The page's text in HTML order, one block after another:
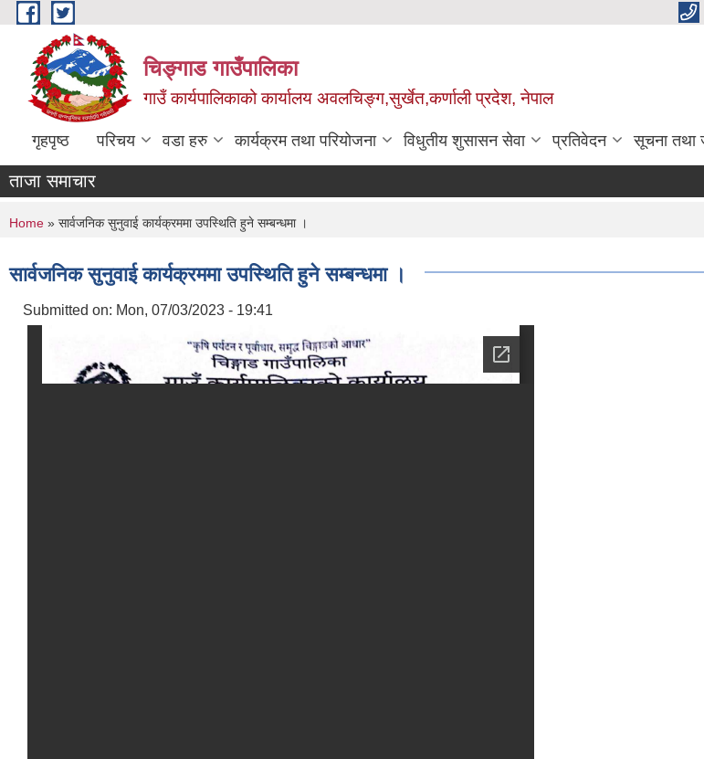
Skip to main content
चिङ्गाड गाउँपालिका
गाउँ कार्यपालिकाको कार्यालय अवलचिङ्ग,सुर्खेत,कर्णाली प्रदेश, नेपाल
गृहपृष्ठ परिचय वडा हरु कार्यक्रम तथा परियोजना विधुतीय शुसासन सेवा प्रतिवेदन सूचना तथा
ताजा समाचार
You are here
Home » सार्वजनिक सुनुवाई कार्यक्रममा उपस्थिति हुने सम्बन्धमा ।
सार्वजनिक सुनुवाई कार्यक्रममा उपस्थिति हुने सम्बन्धमा ।
Submitted on: Mon, 07/03/2023 - 19:41